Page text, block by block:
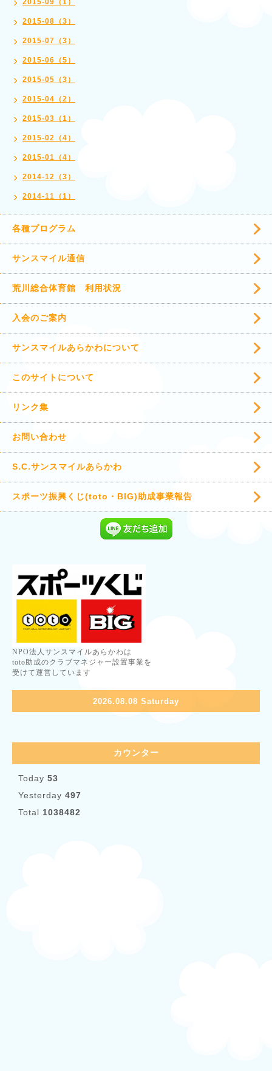
2015-09（1）
2015-08（3）
2015-07（3）
2015-06（5）
2015-05（3）
2015-04（2）
2015-03（1）
2015-02（4）
2015-01（4）
2014-12（3）
2014-11（1）
各種プログラム
サンスマイル通信
荒川総合体育館 利用状況
入会のご案内
サンスマイルあらかわについて
このサイトについて
リンク集
お問い合わせ
S.C.サンスマイルあらかわ
スポーツ振興くじ(toto・BIG)助成事業報告
NPO法人サンスマイルあらかわは
toto助成のクラブマネジャー設置事業を
受けて運営しています
2026.08.08 Saturday
カウンター
Today 53
Yesterday 497
Total 1038482